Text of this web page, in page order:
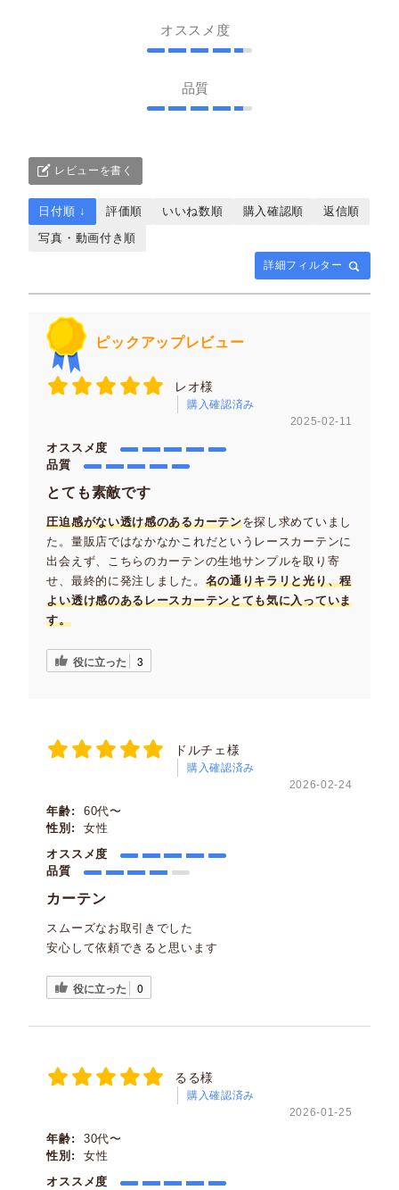
オススメ度
品質
レビューを書く
詳細フィルター
日付順 ↓ 評価順 いいね数順 購入確認順
返信順
写真・動画付き順
ピックアップレビュー
レオ様
購入確認済み
2025-02-11
オススメ度
品質
とても素敵です
圧迫感がない透け感のあるカーテンを探し求めていまし
た。量販店ではなかなかこれだというレースカーテンに
出会えず、こちらのカーテンの生地サンプルを取り寄
せ、最終的に発注しました。 名の通りキラリと光り、程
よい透け感のあるレースカーテンとても気に入っていま
す。
役に立った 3
ドルチェ様
購入確認済み
2026-02-24
年齢:
60代〜
性別:
女性
オススメ度
品質
カーテン
スムーズなお取引きでした
安心して依頼できると思います
役に立った 0
るる様
購入確認済み
2026-01-25
年齢:
30代〜
性別:
女性
オススメ度